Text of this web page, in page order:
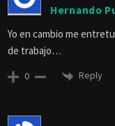
Hernando
Yo en cambio me
de trabajo…
0 Reply